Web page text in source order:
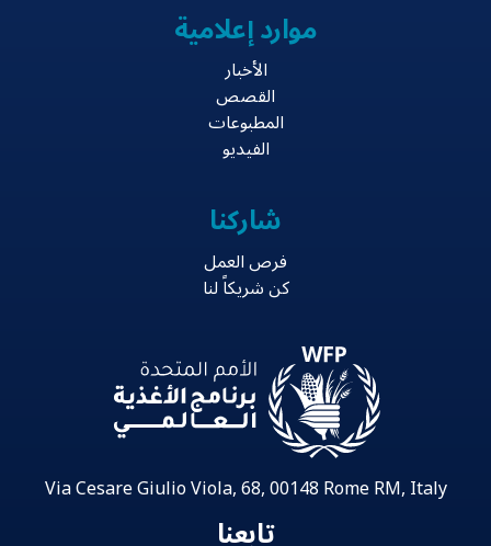
موارد إعلامية
الأخبار
القصص
المطبوعات
الفيديو
شاركنا
فرص العمل
كن شريكاً لنا
Via Cesare Giulio Viola, 68, 00148 Rome RM, Italy
تابعنا